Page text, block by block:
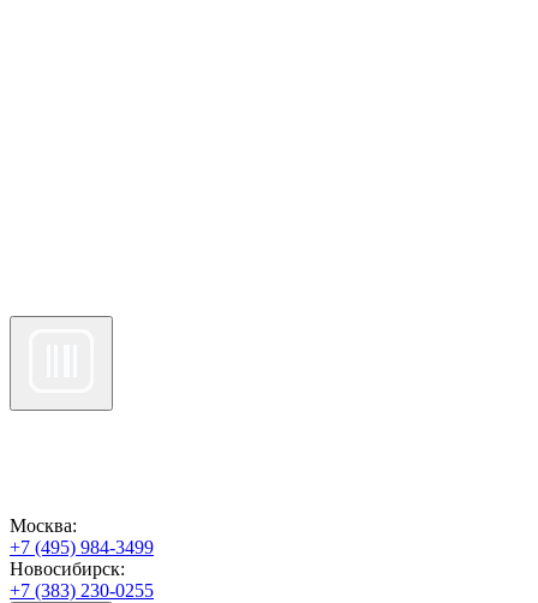
Москва:
+7 (495) 984-3499
Новосибирск:
+7 (383) 230-0255